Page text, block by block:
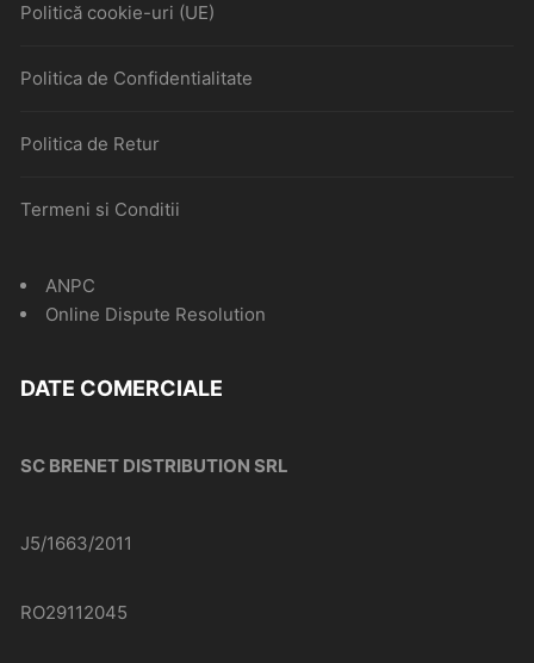
Politică cookie-uri (UE)
Politica de Confidentialitate
Politica de Retur
Termeni si Conditii
ANPC
Online Dispute Resolution
DATE COMERCIALE
SC BRENET DISTRIBUTION SRL
J5/1663/2011
RO29112045